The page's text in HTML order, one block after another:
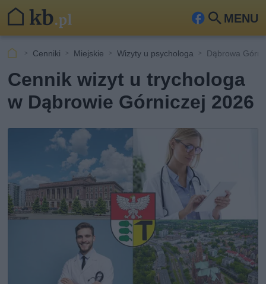
MENU
Fa
ook
Szu
kaj
Cenniki Miejskie Wizyty u psychologa Dąbrowa
Cennik wizyt u trychologa
w Dąbrowie Górniczej 2026